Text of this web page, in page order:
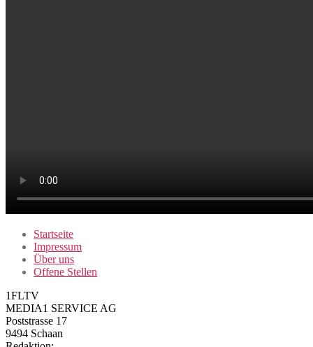
Startseite
Impressum
Über uns
Offene Stellen
1FLTV
MEDIA1 SERVICE AG
Poststrasse 17
9494 Schaan